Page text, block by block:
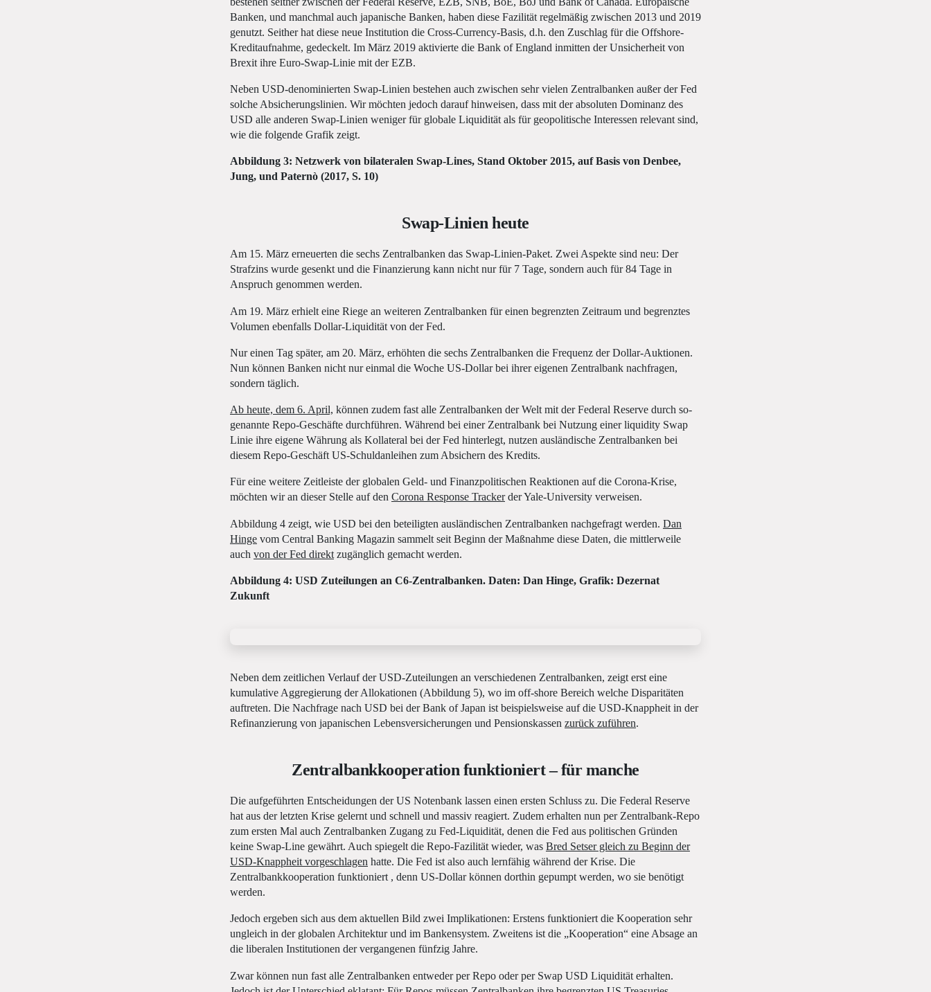
Banken, und manchmal auch japanische Banken, haben diese Fazilität regelmäßig zwischen 2013 und 2019
genutzt. Seither hat diese neue Institution die Cross-Currency-Basis, d.h. den Zuschlag für die Offshore-
Kreditaufnahme, gedeckelt. Im März 2019 aktivierte die Bank of England inmitten der Unsicherheit von
Brexit ihre Euro-Swap-Linie mit der EZB.
Neben USD-denominierten Swap-Linien bestehen auch zwischen sehr vielen Zentralbanken außer der Fed
solche Absicherungslinien. Wir möchten jedoch darauf hinweisen, dass mit der absoluten Dominanz des
USD alle anderen Swap-Linien weniger für globale Liquidität als für geopolitische Interessen relevant sind,
wie die folgende Grafik zeigt.
Abbildung 3: Netzwerk von bilateralen Swap-Lines, Stand Oktober 2015, auf Basis von Denbee,
Jung, und Paternò (2017, S. 10)
Swap-Linien heute
Am 15. März erneuerten die sechs Zentralbanken das Swap-Linien-Paket. Zwei Aspekte sind neu: Der
Strafzins wurde gesenkt und die Finanzierung kann nicht nur für 7 Tage, sondern auch für 84 Tage in
Anspruch genommen werden.
Am 19. März erhielt eine Riege an weiteren Zentralbanken für einen begrenzten Zeitraum und begrenztes
Volumen ebenfalls Dollar-Liquidität von der Fed.
Nur einen Tag später, am 20. März, erhöhten die sechs Zentralbanken die Frequenz der Dollar-Auktionen.
Nun können Banken nicht nur einmal die Woche US-Dollar bei ihrer eigenen Zentralbank nachfragen,
sondern täglich.
Ab heute, dem 6. April, können zudem fast alle Zentralbanken der Welt mit der Federal Reserve durch so-
genannte Repo-Geschäfte durchführen. Während bei einer Zentralbank bei Nutzung einer liquidity Swap
Linie ihre eigene Währung als Kollateral bei der Fed hinterlegt, nutzen ausländische Zentralbanken bei
diesem Repo-Geschäft US-Schuldanleihen zum Absichern des Kredits.
Für eine weitere Zeitleiste der globalen Geld- und Finanzpolitischen Reaktionen auf die Corona-Krise,
möchten wir an dieser Stelle auf den Corona Response Trackerder Yale-University verweisen.
Abbildung 4 zeigt, wie USD bei den beteiligten ausländischen Zentralbanken nachgefragt werden. Dan
Hinge vom Central Banking Magazin sammelt seit Beginn der Maßnahme diese Daten, die mittlerweile
auch von der Fed direktzugänglich gemacht werden.
Abbildung 4: USD Zuteilungen an C6-Zentralbanken. Daten: Dan Hinge, Grafik: Dezernat
Zukunft
Neben dem zeitlichen Verlauf der USD-Zuteilungen an verschiedenen Zentralbanken, zeigt erst eine
kumulative Aggregierung der Allokationen (Abbildung 5), wo im off-shore Bereich welche Disparitäten
auftreten. Die Nachfrage nach USD bei der Bank of Japan ist beispielsweise auf die USD-Knappheit in der
Refinanzierung von japanischen Lebensversicherungen und Pensionskassen zurück zuführen.
Zentralbankkooperation funktioniert – für manche
Die aufgeführten Entscheidungen der US Notenbank lassen einen ersten Schluss zu. Die Federal Reserve
hat aus der letzten Krise gelernt und schnell und massiv reagiert. Zudem erhalten nun per Zentralbank-Repo
zum ersten Mal auch Zentralbanken Zugang zu Fed-Liquidität, denen die Fed aus politischen Gründen
keine Swap-Line gewährt. Auch spiegelt die Repo-Fazilität wieder, was Bred Setser gleich zu Beginn der
USD-Knappheit vorgeschlagen hatte. Die Fed ist also auch lernfähig während der Krise. Die
Zentralbankkooperation funktioniert , denn US-Dollar können dorthin gepumpt werden, wo sie benötigt
werden.
Jedoch ergeben sich aus dem aktuellen Bild zwei Implikationen: Erstens funktioniert die Kooperation sehr
ungleich in der globalen Architektur und im Bankensystem. Zweitens ist die „Kooperation“ eine Absage an
die liberalen Institutionen der vergangenen fünfzig Jahre.
Zwar können nun fast alle Zentralbanken entweder per Repo oder per Swap USD Liquidität erhalten.